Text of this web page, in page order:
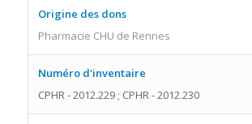
Origine des dons
Pharmacie CHU de Rennes
Numéro d'inventaire
CPHR - 2012.229 ; CPHR - 2012.230